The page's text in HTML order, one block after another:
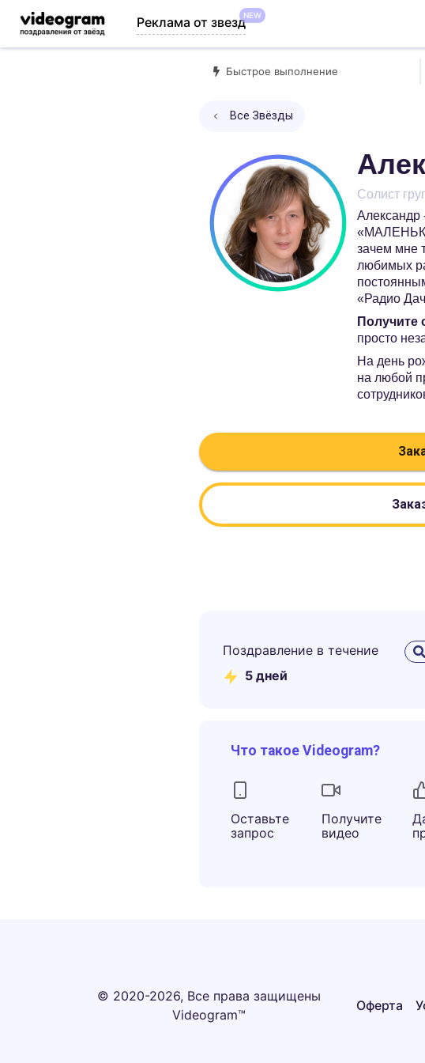
Реклама от звездNEW
Быстрое выполнение
Все Звёзды
Cолист
Александр
зачем мне
любимых
«Радио
Получите
просто
На день
на любой
Поздравление в течение
5 дней
Что такое Videogram?
Оставьте
запрос
Получите
видео
© 2020-2026, Все права защищены
Videogram™
Оферта